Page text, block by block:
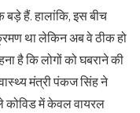
बड़े हैं. हालांकि, इस बीच
था लेकिन अब वे ठीक हो
है कि लोगों को घबराने की
मंत्री पंकज सिंह ने
कोविड में केवल वायरल